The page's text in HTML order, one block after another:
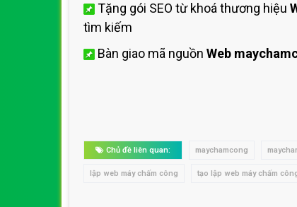
Tặng gói SEO từ khoá thương hiệu
tìm kiếm
Bàn giao mã nguồn Web
Chủ đề liên quan: maychamcong
lập web máy chấm công tạo lập web máy chấm